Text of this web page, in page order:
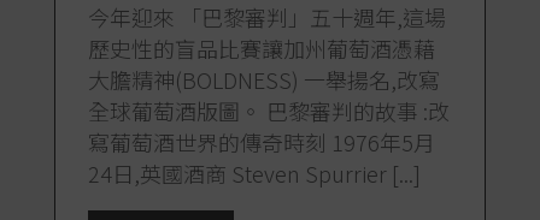
今年迎來 「巴黎審判」五十週年,這場
歷史性的盲品比賽讓加州葡萄酒憑藉
大膽精神(BOLDNESS) 一舉揚名,改寫
全球葡萄酒版圖。 巴黎審判的故事 :改
寫葡萄酒世界的傳奇時刻 1976年5月
24日,英國酒商 Steven Spurrier [...]